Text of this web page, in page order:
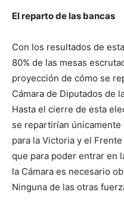
El reparto de las bancas
Con los resultados de
80% de las mesas
proyección de cómo se
Cámara de Diputados de
Hasta el cierre de esta
se repartirían
para la Victoria y el
que para poder entrar en
la Cámara es necesario
Ninguna de las otras